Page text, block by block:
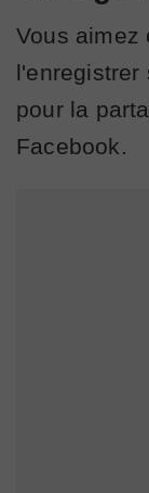
Vous aimez
l'enregistrer
pour la
Facebook.